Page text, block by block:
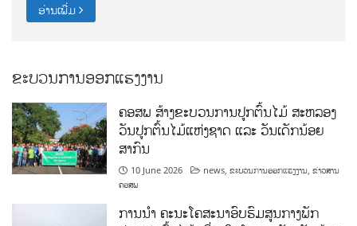
ອ່ານເພີ່ມ
ຂະບວນການອອກແຮງງານ
ຄອສພ ສ້າງຂະບວນການປູກຕົ້ນໄມ້ ສະຫລອງ
ວັນປູກຕົ້ນໄມ້ແຫ່ງຊາດ ແລະ ວັນເດັກນ້ອຍ
ສາກົນ
10 June 2026 news,ຂະບວນການອອກແຮງງານ,ຂ່າວສານ
ຄອສພ
ການນໍາ ຄະນະໂຄສະນາອົບຮົມສູນກາງພັກ